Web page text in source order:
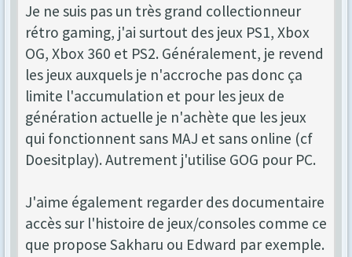
Je ne suis pas un très grand collectionneur
rétro gaming, j'ai surtout des jeux PS1, Xbox
OG, Xbox 360 et PS2. Généralement, je revend
les jeux auxquels je n'accroche pas donc ça
limite l'accumulation et pour les jeux de
génération actuelle je n'achète que les jeux
qui fonctionnent sans MAJ et sans online (cf
Doesitplay). Autrement j'utilise GOG pour PC.
J'aime également regarder des documentaire
accès sur l'histoire de jeux/consoles comme ce
que propose Sakharu ou Edward par exemple.